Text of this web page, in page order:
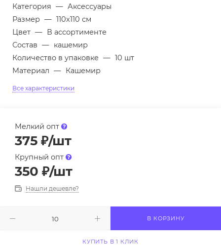
Категория — Аксессуары
Размер — 110х110 см
Цвет — В ассортименте
Состав — кашемир
Количество в упаковке — 10 шт
Материал — Кашемир
Все характеристики
Мелкий опт
375 ₽/шт
Крупный опт
350 ₽/шт
Нашли дешевле?
В КОРЗИНУ
КУПИТЬ В 1 КЛИК